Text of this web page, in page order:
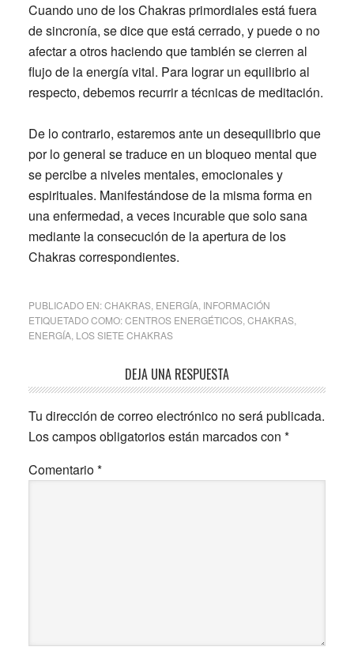
Cuando uno de losChakrasprimordiales está fuera
de sincronía, se dice que está cerrado, y puede o no
afectar a otros haciendo que también se cierren al
flujo de la energía vital. Para lograr un equilibrio al
respecto, debemos recurrir a técnicas de meditación.
De lo contrario, estaremos ante un desequilibrio que
por lo general se traduce en un bloqueo mental que
se percibe a niveles mentales, emocionales y
espirituales. Manifestándose de la misma forma en
una enfermedad, a veces incurable que solo sana
mediante la consecución de la apertura de los
Chakrascorrespondientes.
PUBLICADO EN:CHAKRAS, ENERGÍA, INFORMACIÓN
ETIQUETADO COMO:CENTROS ENERGÉTICOS, CHAKRAS,
ENERGÍA, LOS SIETE CHAKRAS
Interacciones
con
los
lectores
DEJA UNA RESPUESTA
Tu dirección de correo electrónico no será publicada.
Los campos obligatorios están marcados con *
Comentario*